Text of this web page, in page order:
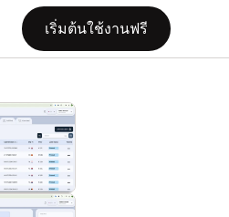
เริ่มต้นใช้งานฟรี